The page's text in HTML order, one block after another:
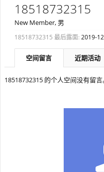
18518732315
New Member, 男
18518732315 最后露面: 2019-
空间留言 近期活动
18518732315 的个人空间没有留言